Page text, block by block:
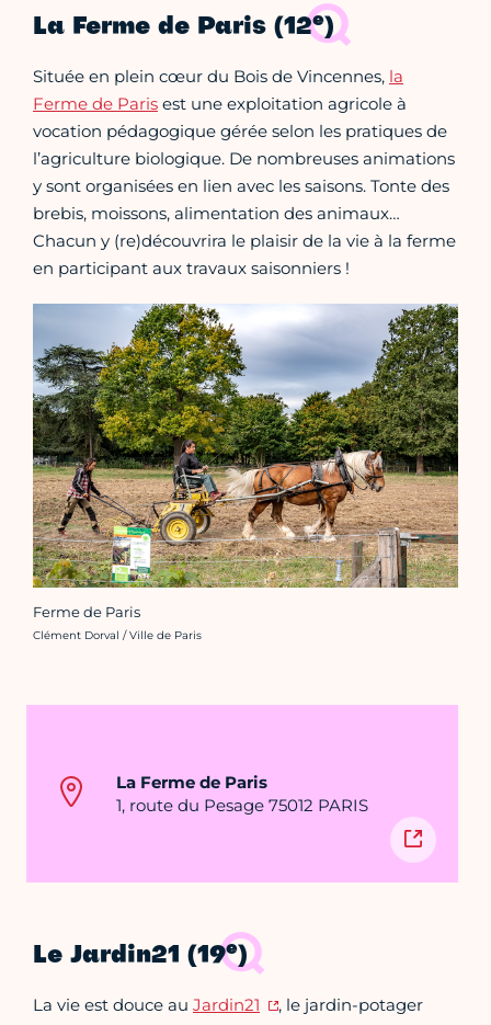
La Ferme de Paris (12e)
Située en plein cœur du Bois de Vincennes, la
Ferme de Paris est une exploitation agricole à
vocation pédagogique gérée selon les pratiques de
l’agriculture biologique. De nombreuses animations
y sont organisées en lien avec les saisons. Tonte des
brebis, moissons, alimentation des animaux…
Chacun y (re)découvrira le plaisir de la vie à la ferme
en participant aux travaux saisonniers !
Ferme de Paris
Crédit photo :
Clément Dorval / Ville de Paris
La Ferme de Paris
1, route du Pesage 75012 PARIS
Le Jardin21 (19e)
La vie est douce au Jardin21
, le jardin-potager